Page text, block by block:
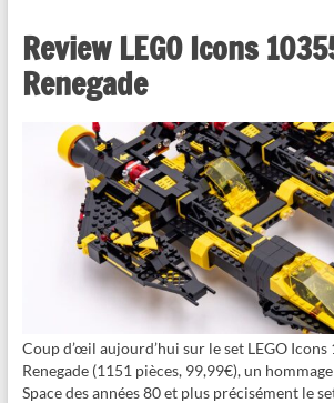
Review LEGO Icons
Renegade
Coup d’œil aujourd’hui sur le set LEGO
Renegade (1151 pièces, 99,99€), un
Space des années 80 et plus précisément le